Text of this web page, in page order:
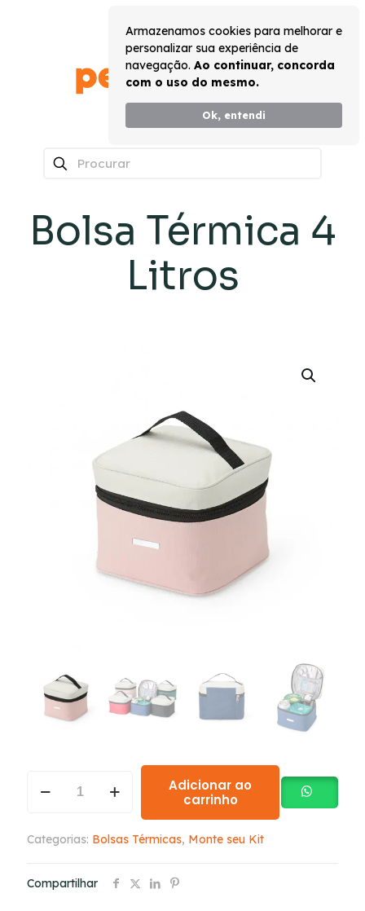
Armazenamos cookies para melhorar e
personalizar sua experiência de
navegação. Ao continuar, concorda
com o uso do mesmo.
Ok, entendi
Bolsa Térmica 4
Litros
Adicionar ao
carrinho
Categorias: Bolsas Térmicas, Monte seu Kit
Compartilhar